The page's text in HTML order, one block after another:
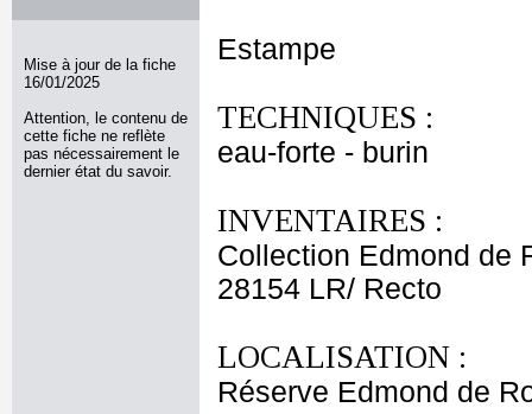
Mise à jour de la fiche
16/01/2025
Attention, le contenu de
cette fiche ne reflète
pas nécessairement le
dernier état du savoir.
Estampe
TECHNIQUES :
eau-forte - burin
INVENTAIRES :
Collection Edmond de
28154 LR/ Recto
LOCALISATION :
Réserve Edmond de